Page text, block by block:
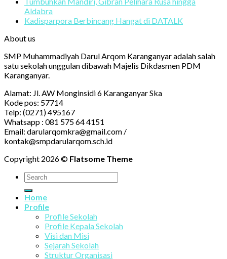
Aldabra
Kadisparpora Berbincang Hangat di DATALK
About us
SMP Muhammadiyah Darul Arqom Karanganyar adalah salah
satu sekolah unggulan dibawah Majelis Dikdasmen PDM
Karanganyar.
Alamat: Jl. AW Monginsidi 6 Karanganyar Ska
Kode pos: 57714
Telp: (0271) 495167
Whatsapp : 081 575 64 4151
Email: darularqomkra@gmail.com /
kontak@smpdarularqom.sch.id
Copyright 2026 © Flatsome Theme
Home
Profile
Profile Sekolah
Profile Kepala Sekolah
Visi dan Misi
Sejarah Sekolah
Struktur Organisasi